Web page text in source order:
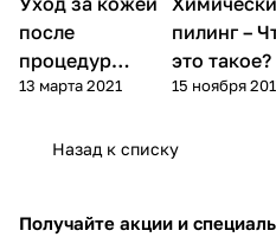
Пилинг
после
процедур
пилинга
13 марта 2021
Пилинг
пилинг –
это такое?
15 ноября
Назад к списку
Получайте акции и